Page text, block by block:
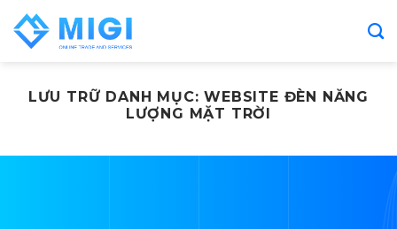
Chuyển
đến
LƯU TRỮ DANH MỤC:WEBSITE ĐÈN NĂNG
LƯỢNG MẶT TRỜI